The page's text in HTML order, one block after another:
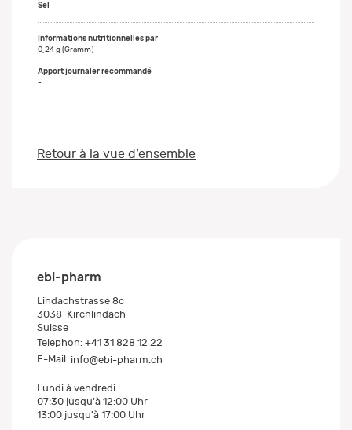
Sel
0,24 g (Gramm)
-
Retour à la vue d’ensemble
ebi-pharm
Lindachstrasse 8c
3038 Kirchlindach
Suisse
Telephon: +41 31 828 12 22
E-Mail: info@ebi-pharm.ch
Lundi à vendredi
07:30 jusqu'à 12:00 Uhr
13:00 jusqu'à 17:00 Uhr